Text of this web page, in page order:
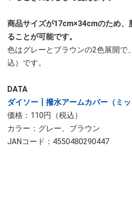
商品サイズが17cm×34cmのため、
ることが可能です。
色はグレーとブラウンの2色展開で
込）です。
DATA
ダイソー┃撥水アームカバー（ミッ
価格：110円（税込）
カラー：グレー、ブラウン
JANコード：4550480290447